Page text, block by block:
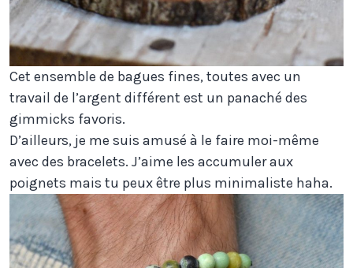
Cet ensemble de bagues fines, toutes avec un
travail de l’argent différent est un panaché des
gimmicks favoris.
D’ailleurs, je me suis amusé à le faire moi-même
avec des bracelets. J’aime les accumuler aux
poignets mais tu peux être plus minimaliste haha.